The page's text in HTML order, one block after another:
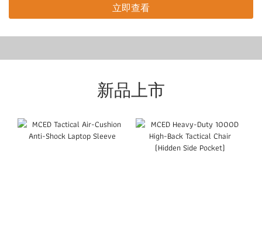
立即查看
新品上市